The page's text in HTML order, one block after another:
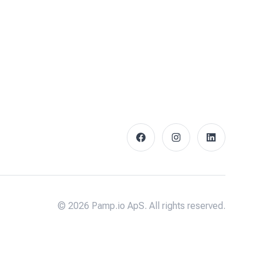
facebookinstagramlinkedin
© 2026 Pamp.io ApS. All rights reserved.